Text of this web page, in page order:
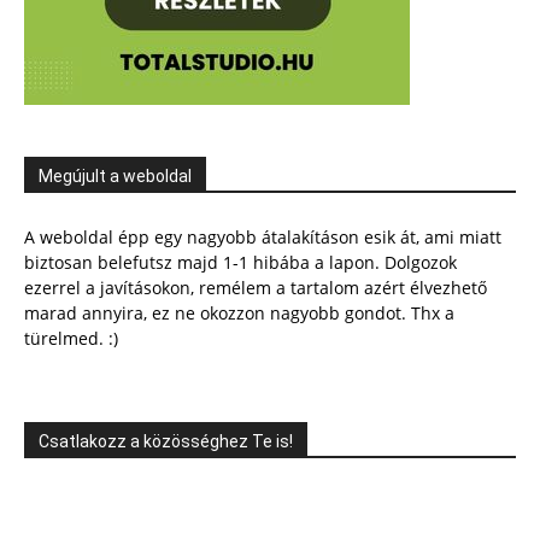
Megújult a weboldal
A weboldal épp egy nagyobb átalakításon esik át, ami miatt
biztosan belefutsz majd 1-1 hibába a lapon. Dolgozok
ezerrel a javításokon, remélem a tartalom azért élvezhető
marad annyira, ez ne okozzon nagyobb gondot. Thx a
türelmed. :)
Csatlakozz a közösséghez Te is!